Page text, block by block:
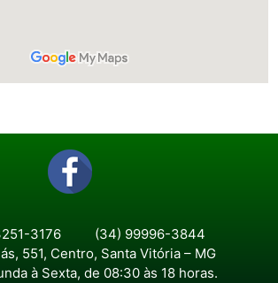
3176
(34) 99996-3844
551, Centro, Santa Vitória – MG
à Sexta, de 08:30 às 18 horas.